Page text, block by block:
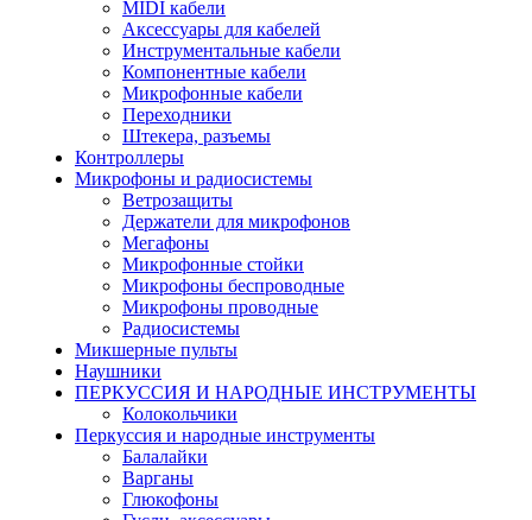
MIDI кабели
Аксессуары для кабелей
Инструментальные кабели
Компонентные кабели
Микрофонные кабели
Переходники
Штекера, разъемы
Контроллеры
Микрофоны и радиосистемы
Ветрозащиты
Держатели для микрофонов
Мегафоны
Микрофонные стойки
Микрофоны беспроводные
Микрофоны проводные
Радиосистемы
Микшерные пульты
Наушники
ПЕРКУССИЯ И НАРОДНЫЕ ИНСТРУМЕНТЫ
Колокольчики
Перкуссия и народные инструменты
Балалайки
Варганы
Глюкофоны